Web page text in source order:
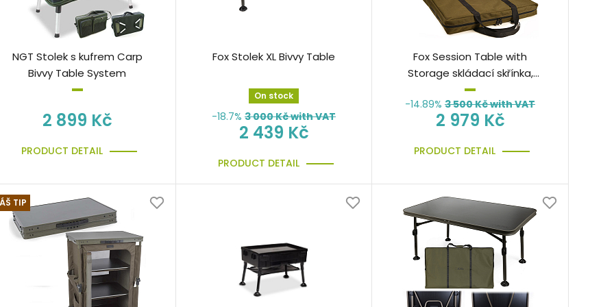
NGT Stolek s kufrem Carp
Bivvy Table System
2 899 Kč
PRODUCT DETAIL
Fox Stolek XL Bivvy Table
On stock
-18.7% 3 000Kč with VAT
2 439 Kč
PRODUCT DETAIL
Fox Session Table with
Storage skládací skřínka,
nábytek do bivaku
-14.89% 3 500Kč with VAT
2 979 Kč
PRODUCT DETAIL
TIP